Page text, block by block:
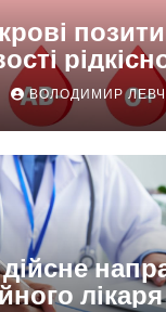
ВОЛОДИМИР
лікаря